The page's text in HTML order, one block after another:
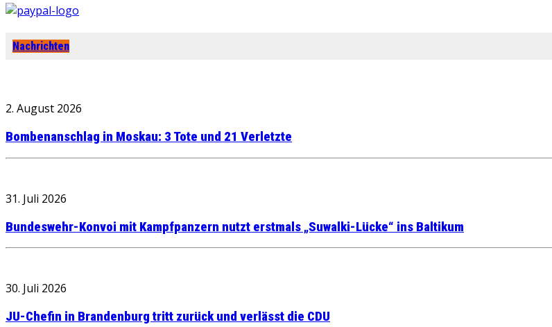
Nachrichten
2. August 2026
Bombenanschlag in Moskau: 3 Tote und 21 Verletzte
31. Juli 2026
Bundeswehr-Konvoi mit Kampfpanzern nutzt erstmals „Suwalki-Lücke“ ins Baltikum
30. Juli 2026
JU-Chefin in Brandenburg tritt zurück und verlässt die CDU